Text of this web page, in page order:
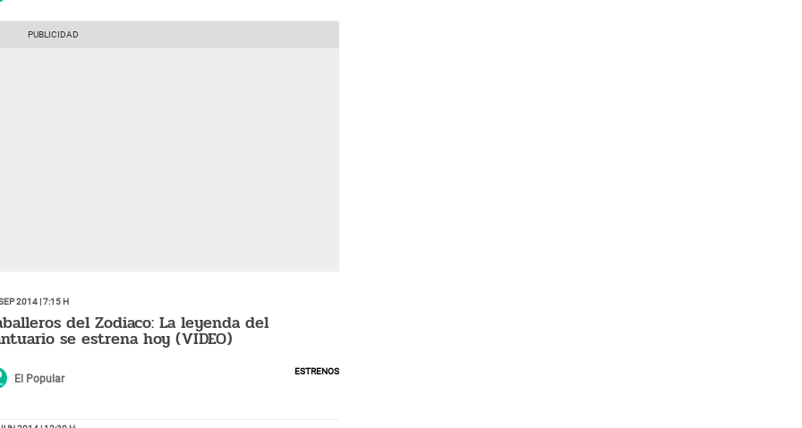
2014 | 7:15 h
del Zodiaco: La leyenda del
se estrena hoy (VIDEO)
El Popular
Estrenos